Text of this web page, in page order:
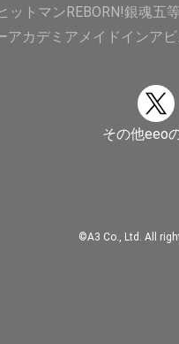
ットマンREBORN!銀魂五
アカデミア メイドインアビ
その他eeo
©A3 Co., Ltd. All